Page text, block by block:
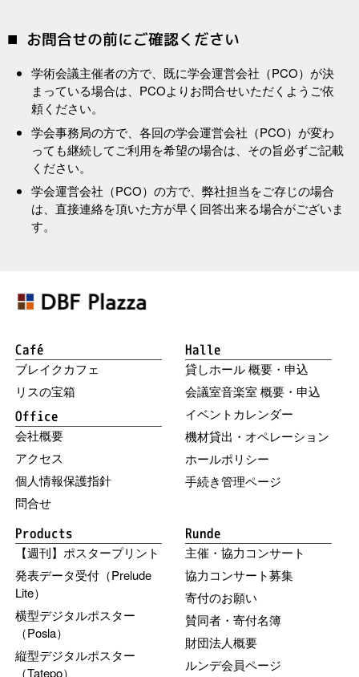
お問合せの前にご確認ください
学術会議主催者の方で、既に学会運営会社（PCO）が決
まっている場合は、PCOよりお問合せいただくようご依
頼ください。
学会事務局の方で、各回の学会運営会社（PCO）が変わ
っても継続してご利用を希望の場合は、その旨必ずご記載
ください。
学会運営会社（PCO）の方で、弊社担当をご存じの場合
は、直接連絡を頂いた方が早く回答出来る場合がございま
す。
Café
ブレイクカフェ
リスの宝箱
Office
会社概要
アクセス
個人情報保護指針
問合せ
Halle
貸しホール 概要・申込
会議室音楽室 概要・申込
イベントカレンダー
機材貸出・オペレーション
ホールポリシー
手続き管理ページ
Products
【週刊】ポスタープリント
発表データ受付（Prelude
Lite）
横型デジタルポスター
（Posla）
縦型デジタルポスター
（Tatepo）
Runde
主催・協力コンサート
協力コンサート募集
寄付のお願い
賛同者・寄付名簿
財団法人概要
ルンデ会員ページ